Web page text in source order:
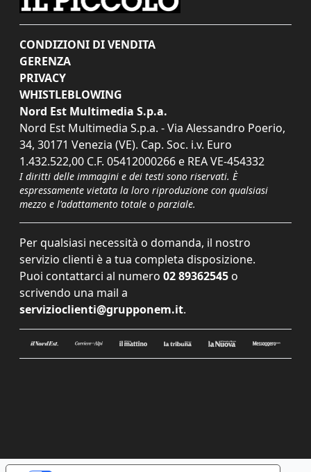
CONDIZIONI DI VENDITA
GERENZA
PRIVACY
WHISTLEBLOWING
Nord Est Multimedia S.p.a.
Nord Est Multimedia S.p.a. - Via Alessandro Poerio,
34, 30171 Venezia (VE). Cap. Soc. i.v. Euro
1.432.522,00 C.F. 05412000266 e REA VE-454332
I diritti delle immagini e dei testi sono riservati. È
espressamente vietata la loro riproduzione con qualsiasi
mezzo e l'adattamento totale o parziale.
Per qualsiasi necessità o domanda, il nostro
servizio clienti è a tua completa disposizione.
Puoi contattarci al numero 02 89362545 o
scrivendo una mail a
servizioclienti@grupponem.it.